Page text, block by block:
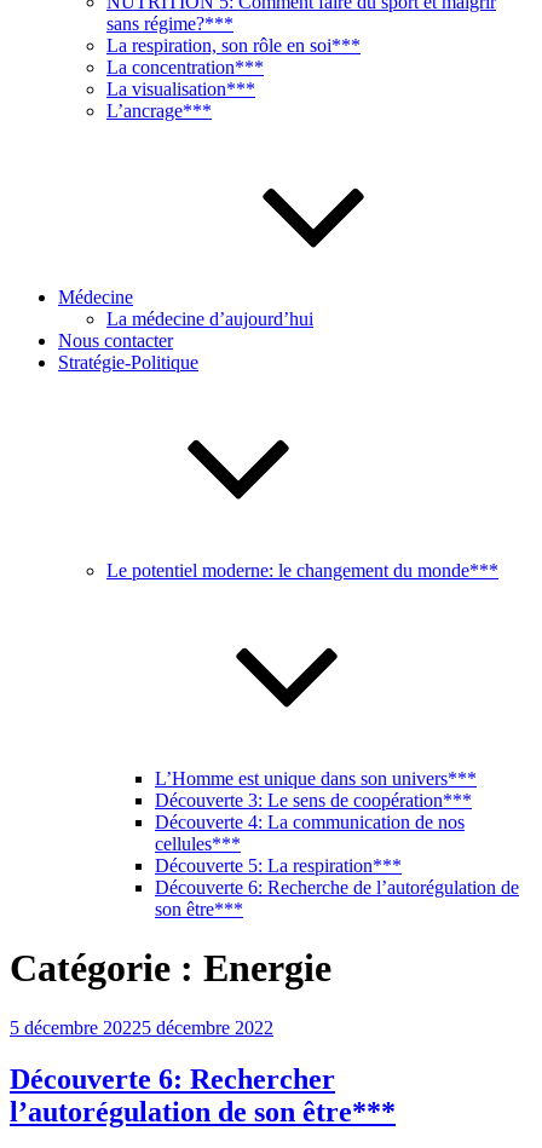
sans régime?***
La respiration, son rôle en soi***
La concentration***
La visualisation***
L’ancrage***
Médecine
La médecine d’aujourd’hui
Nous contacter
Stratégie-Politique
Le potentiel moderne: le changement du monde***
L’Homme est unique dans son univers***
Découverte 3: Le sens de coopération***
Découverte 4: La communication de nos
cellules***
Découverte 5: La respiration***
Découverte 6: Recherche de l’autorégulation de
son être***
Catégorie : Energie
Publié
5 décembre 20225 décembre 2022
Découverte 6: Rechercher
l’autorégulation de son être***